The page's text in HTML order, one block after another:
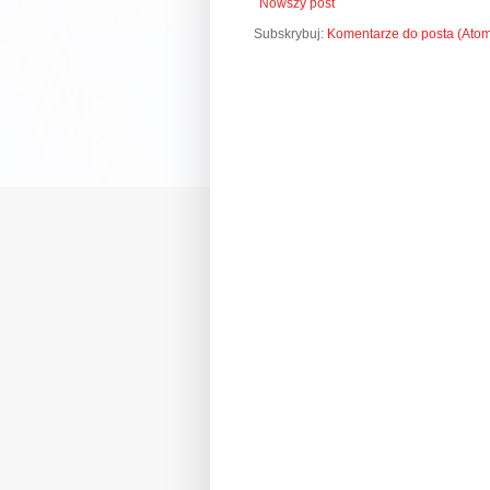
Subskrybuj: Komentarze do posta